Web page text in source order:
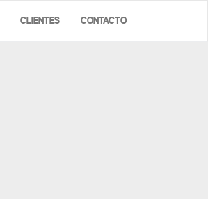
CLIENTES CONTACTO